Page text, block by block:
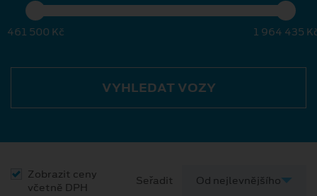
461 500 Kč 1 964 435
VYHLEDAT VOZY
Zobrazit ceny
včetně DPH
Seřadit